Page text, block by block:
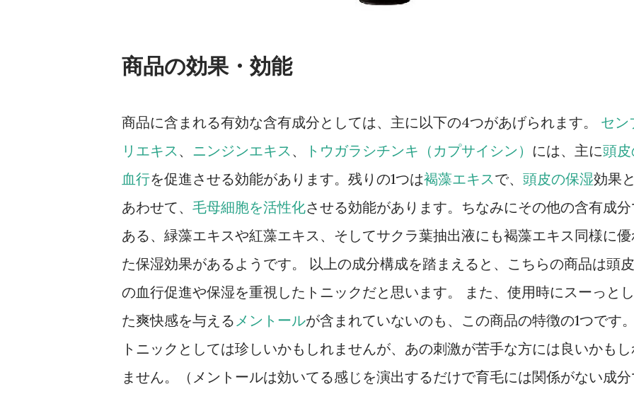
商品の効果・効能
商品に含まれる有効な含有成分としては、主に以下の4つがあげられます。 セン
リエキス、 ニンジンエキス、 トウガラシチンキ（カプサイシン） には、主に頭
血行を促進させる効能があります。残りの1つは褐藻エキスで、 頭皮の保湿効果
あわせて、 毛母細胞を活性化させる効能があります。ちなみにその他の含有成
ある、緑藻エキスや紅藻エキス、そしてサクラ葉抽出液にも褐藻エキス同様に
た保湿効果があるようです。 以上の成分構成を踏まえると、こちらの商品は頭皮
の血行促進や保湿を重視したトニックだと思います。 また、使用時にスーっとし
た爽快感を与える メントールが含まれていないのも、この商品の特徴の1つです
トニックとしては珍しいかもしれませんが、あの刺激が苦手な方には良いかも
ません。（メントールは効いてる感じを演出するだけで育毛には関係がない成